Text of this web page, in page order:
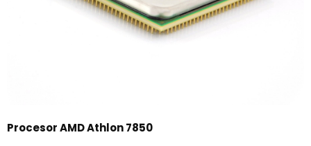
Procesor AMD Athlon 7850